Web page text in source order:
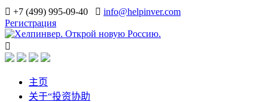
+7 (499) 995-09-40
info@helpinver.com
Регистрация
主页
关于“投资协助